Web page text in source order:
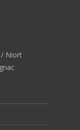
/ Niort